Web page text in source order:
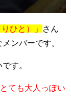
ひと）」
さん
ンバーです。
す。
ても大人っぽい